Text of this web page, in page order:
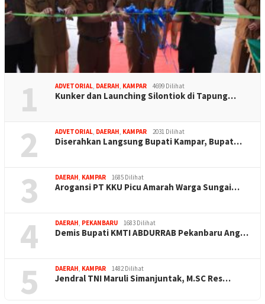
1 ADVETORIAL, DAERAH, KAMPAR 4699 Dilihat
Kunker dan Launching Silontiok di Tapung…
2 ADVETORIAL, DAERAH, KAMPAR 2031 Dilihat
Diserahkan Langsung Bupati Kampar, Bupat…
3 DAERAH, KAMPAR 1685 Dilihat
Arogansi PT KKU Picu Amarah Warga Sungai…
4 DAERAH, PEKANBARU 1683 Dilihat
Demis Bupati KMTI ABDURRAB Pekanbaru Ang…
5 DAERAH, KAMPAR 1482 Dilihat
Jendral TNI Maruli Simanjuntak, M.SC Res…